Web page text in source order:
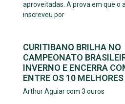
aproveitadas. A prova em que o
inscreveu por
CURITIBANO BRILHA NO
CAMPEONATO
INVERNO E ENCERRA
ENTRE OS 10
Arthur Aguiar com 3 ouros